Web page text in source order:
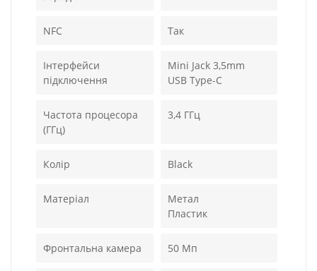
NFC Так
Інтерфейси
підключення
Mini Jack 3,5mm
USB Type-C
Частота процесора
(ГГц)
3,4 ГГц
Колір Black
Матеріал
Метал
Пластик
Фронтальна камера 50 Мп